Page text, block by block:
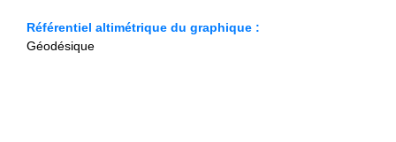
Référentiel altimétrique du graphique :
Géodésique